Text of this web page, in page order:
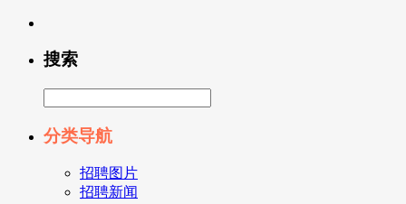
搜索
分类导航
招聘图片
招聘新闻